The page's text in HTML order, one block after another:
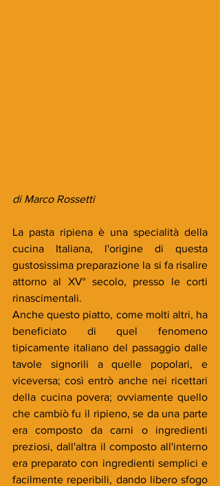
di Marco Rossetti
La pasta ripiena è una specialità della
cucina Italiana, l'origine di questa
gustosissima preparazione la si fa risalire
attorno al XV° secolo, presso le corti
rinascimentali.
Anche questo piatto, come molti altri, ha
beneficiato di quel fenomeno
tipicamente italiano del passaggio dalle
tavole signorili a quelle popolari, e
viceversa; così entrò anche nei ricettari
della cucina povera; ovviamente quello
che cambiò fu il ripieno, se da una parte
era composto da carni o ingredienti
preziosi, dall'altra il composto all'interno
era preparato con ingredienti semplici e
facilmente reperibili, dando libero sfogo